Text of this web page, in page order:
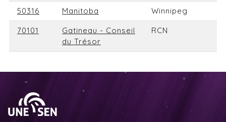
50316 Manitoba Winnipeg
70101
Gatineau - Conseil
du Trésor
RCN